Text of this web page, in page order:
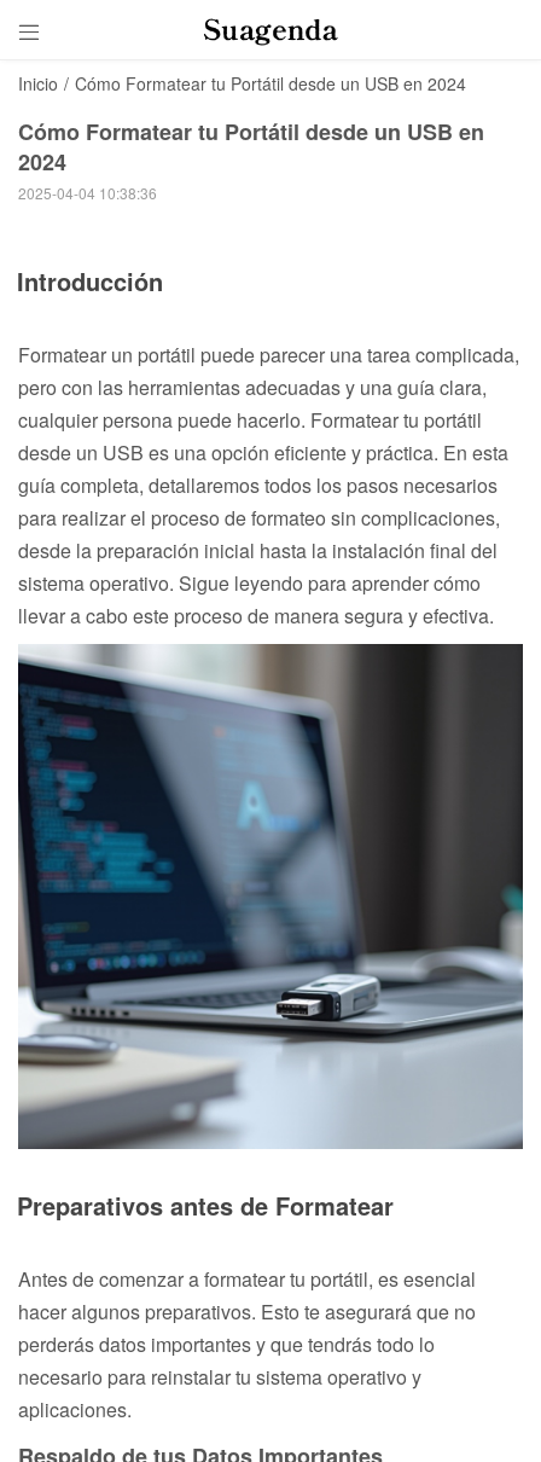

Inicio / Cómo Formatear tu Portátil desde un USB en 2024
Cómo Formatear tu Portátil desde un USB en
2024
2025-04-04 10:38:36
Introducción
Formatear un portátil puede parecer una tarea complicada,
pero con las herramientas adecuadas y una guía clara,
cualquier persona puede hacerlo. Formatear tu portátil
desde un USB es una opción eficiente y práctica. En esta
guía completa, detallaremos todos los pasos necesarios
para realizar el proceso de formateo sin complicaciones,
desde la preparación inicial hasta la instalación final del
sistema operativo. Sigue leyendo para aprender cómo
llevar a cabo este proceso de manera segura y efectiva.
Preparativos antes de Formatear
Antes de comenzar a formatear tu portátil, es esencial
hacer algunos preparativos. Esto te asegurará que no
perderás datos importantes y que tendrás todo lo
necesario para reinstalar tu sistema operativo y
aplicaciones.
Respaldo de tus Datos Importantes